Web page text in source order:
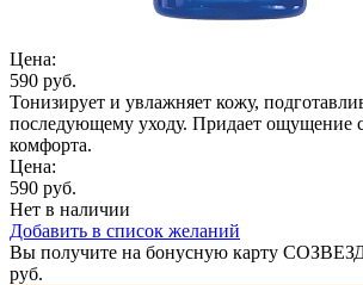
Цена:
590 руб.
Тонизирует и увлажняет кожу,
последующему уходу. Придает ощущение
комфорта.
Цена:
590 руб.
Нет в наличии
Добавить в список желаний
Вы получите на бонусную карту
руб.